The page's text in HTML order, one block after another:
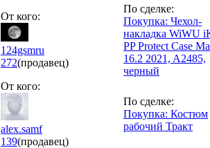
От кого:
124gsmru
272(продавец)
По сделке:
Покупка: Чехол-
накладка WiWU
PP Protect Case
16.2 2021, A2485,
черный
От кого:
alex.samf
139(продавец)
По сделке:
Покупка: Костюм
рабочий Тракт